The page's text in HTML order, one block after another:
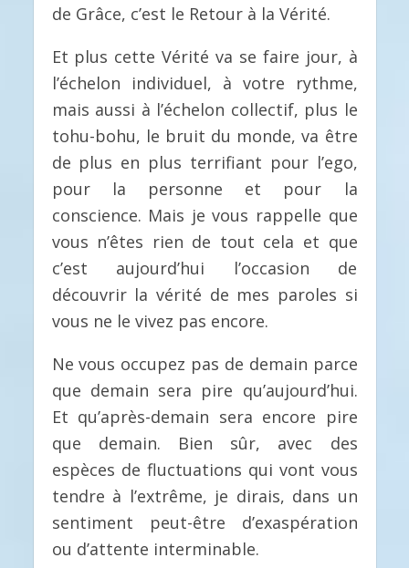
de Grâce, c’est le Retour à la Vérité.
Et plus cette Vérité va se faire jour, à
l’échelon individuel, à votre rythme,
mais aussi à l’échelon collectif, plus le
tohu-bohu, le bruit du monde, va être
de plus en plus terrifiant pour l’ego,
pour la personne et pour la
conscience. Mais je vous rappelle que
vous n’êtes rien de tout cela et que
c’est aujourd’hui l’occasion de
découvrir la vérité de mes paroles si
vous ne le vivez pas encore.
Ne vous occupez pas de demain parce
que demain sera pire qu’aujourd’hui.
Et qu’après-demain sera encore pire
que demain. Bien sûr, avec des
espèces de fluctuations qui vont vous
tendre à l’extrême, je dirais, dans un
sentiment peut-être d’exaspération
ou d’attente interminable.